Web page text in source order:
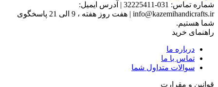
شماره تماس: 031-32225411
| آدرس ایمیل:
info@kazemihandicrafts.ir
|
هفت روز هفته ، 9 الی 21 پاسخگوی
شما هستیم.
راهنمای خرید
درباره ما
تماس با ما
سوالات متداول شما
قوانین و مقرارت